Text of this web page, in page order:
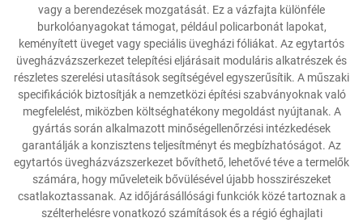
vagy a berendezések mozgatását. Ez a vázfajta különféle
burkolóanyagokat támogat, például policarbonát lapokat,
keményített üveget vagy speciális üvegházi fóliákat. Az egytartós
üvegházvázszerkezet telepítési eljárásait moduláris alkatrészek és
részletes szerelési utasítások segítségével egyszerűsítik. A műszaki
specifikációk biztosítják a nemzetközi építési szabványoknak való
megfelelést, miközben költséghatékony megoldást nyújtanak. A
gyártás során alkalmazott minőségellenőrzési intézkedések
garantálják a konzisztens teljesítményt és megbízhatóságot. Az
egytartós üvegházvázszerkezet bővíthető, lehetővé téve a termelők
számára, hogy műveleteik bővülésével újabb hosszirészeket
csatlakoztassanak. Az időjárásállósági funkciók közé tartoznak a
szélterhelésre vonatkozó számítások és a régió éghajlati